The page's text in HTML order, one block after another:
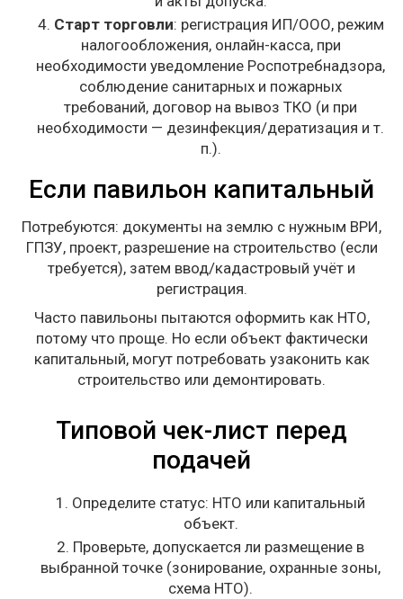
Старт торговли: регистрация ИП/ООО, режим
налогообложения, онлайн-касса, при
необходимости уведомление Роспотребнадзора,
соблюдение санитарных и пожарных
требований, договор на вывоз ТКО (и при
необходимости — дезинфекция/дератизация и т.
п.).
Если павильон капитальный
Потребуются: документы на землю с нужным ВРИ,
ГПЗУ, проект, разрешение на строительство (если
требуется), затем ввод/кадастровый учёт и
регистрация.
Часто павильоны пытаются оформить как НТО,
потому что проще. Но если объект фактически
капитальный, могут потребовать узаконить как
строительство или демонтировать.
Типовой чек-лист перед
подачей
Определите статус: НТО или капитальный
объект.
Проверьте, допускается ли размещение в
выбранной точке (зонирование, охранные зоны,
схема НТО).